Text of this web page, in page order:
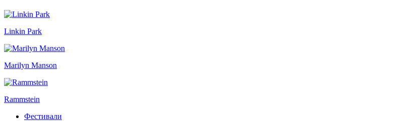
Linkin Park
Marilyn Manson
Rammstein
Фестивали